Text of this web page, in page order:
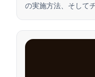
の実施方法、そして